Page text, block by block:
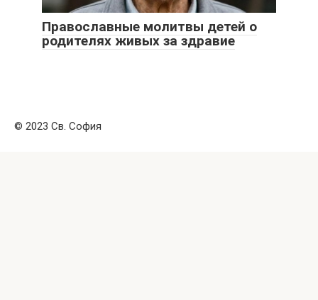
Православные молитвы детей о
родителях живых за здравие
© 2023 Св. София